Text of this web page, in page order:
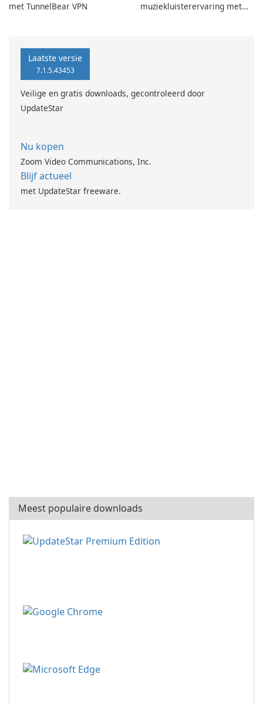
met TunnelBear VPN
muziekluisterervaring met
Laatste versie
7.1.5.43453
Veilige en gratis downloads, gecontroleerd door
UpdateStar
Nu kopen
Zoom Video Communications, Inc.
Blijf actueel
met UpdateStar freeware.
Meest populaire downloads